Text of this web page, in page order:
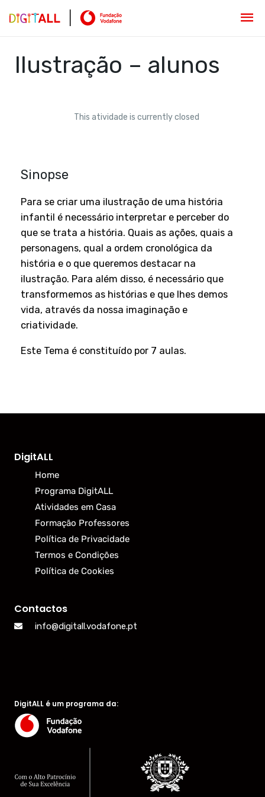
Ilustração – alunos
This atividade is currently closed
Sinopse
Para se criar uma ilustração de uma história
infantil é necessário interpretar e perceber do
que se trata a história. Quais as ações, quais a
personagens, qual a ordem cronológica da
história e o que queremos destacar na
ilustração. Para além disso, é necessário que
transformemos as histórias e que lhes demos
vida, através da nossa imaginação e
criatividade.
Este Tema é constituído por 7 aulas.
DigitALL
Home
Programa DigitALL
Atividades em Casa
Formação Professores
Política de Privacidade
Termos e Condições
Política de Cookies
Contactos
info@digitall.vodafone.pt
DigitALL é um programa da: